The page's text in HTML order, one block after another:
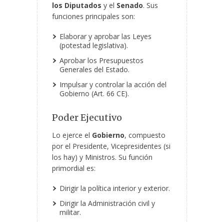
los Diputados y el Senado. Sus
funciones principales son:
Elaborar y aprobar las Leyes
(potestad legislativa).
Aprobar los Presupuestos
Generales del Estado.
Impulsar y controlar la acción del
Gobierno (Art. 66 CE).
Poder Ejecutivo
Lo ejerce el Gobierno, compuesto
por el Presidente, Vicepresidentes (si
los hay) y Ministros. Su función
primordial es:
Dirigir la política interior y exterior.
Dirigir la Administración civil y
militar.